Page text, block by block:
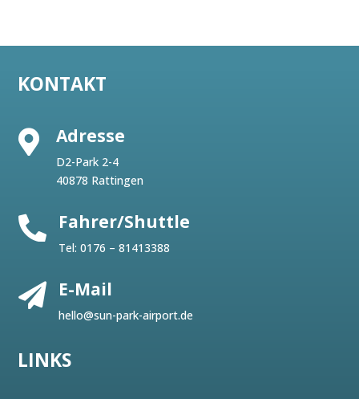
KONTAKT
 Adresse
D2-Park 2-4
40878 Rattingen
 Fahrer/Shuttle
Tel: 0176 – 81413388
 E-Mail
hello@sun-park-airport.de
LINKS